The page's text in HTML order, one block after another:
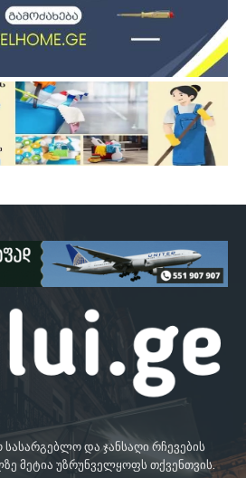
და ჯანსაღი რჩევების
მეტია უზრუნველყოფს თქვენთვის.